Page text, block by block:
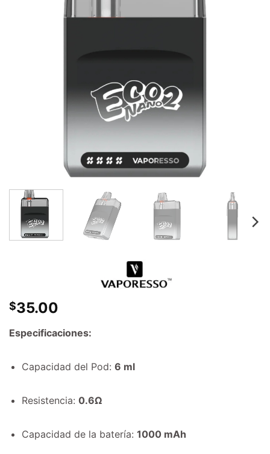
$35.00
Especificaciones:
Capacidad del Pod: 6 ml
Resistencia: 0.6Ω
Capacidad de la batería: 1000 mAh